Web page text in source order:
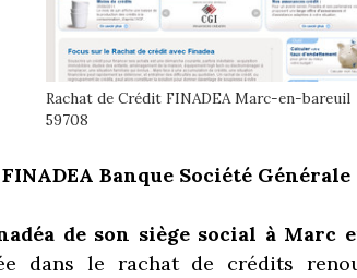
Rachat de Crédit FINADEA Marc-en-bareuil
59708
Banque Société Générale
de son siège social à Marc
dans le rachat de crédits